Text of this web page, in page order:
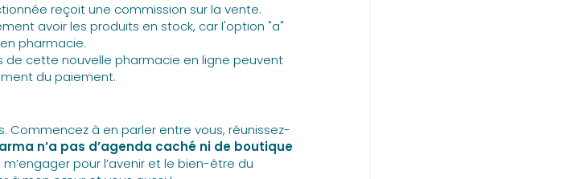
reçoit une commission sur la vente.
avoir les produits en stock, car l'option "a"
pharmacie.
de cette nouvelle pharmacie en ligne peuvent
du paiement.
Commencez à en parler entre vous, réunissez-
n’a pas d’agenda caché ni de boutique
pour l’avenir et le bien-être du